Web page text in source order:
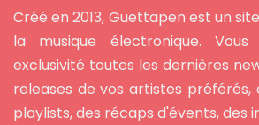
Créé en 2013, Guettapen est un
la musique électronique.
exclusivité toutes les dernières
releases de vos artistes préférés,
playlists, des récaps d'évents, des